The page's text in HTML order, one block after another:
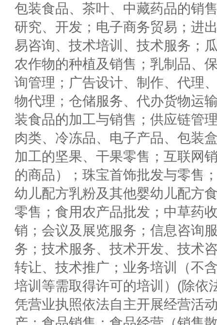
包装食品、茶叶、中藏药品的销
研究、开发；电子商务贸易；进
易咨询、技术培训、技术服务；
农作物的种植及销售；乳制品、
询管理；广告设计、制作、代理
物代理；仓储服务、代办货物运
装食品的加工与销售；供应链管
肉类、冷冻品、电子产品、包装
加工的坚果、干果零售；互联网
的商品）；珠宝首饰批发与零售
幼儿配方乳粉及其他婴幼儿配方
零售；食用农产品批发；中草药
销；会议及展览服务；信息咨询
务；技术服务、技术开发、技术
转让、技术推广；业务培训（不
培训等需取得许可的培训）(除依
凭营业执照依法自主开展经营活